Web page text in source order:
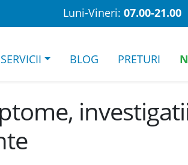
Luni-Vineri: 07.00-21.00
SERVICII BLOG PRETURI